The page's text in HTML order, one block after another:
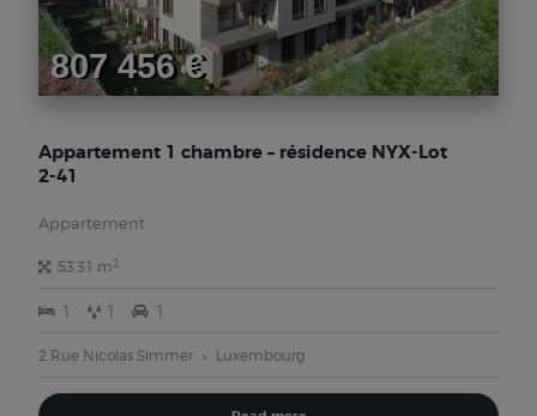
807 456 €
Appartement 1 chambre – résidence NYX-Lot
2-41
Appartement
53,31 m2
1 1 1
2 Rue Nicolas Simmer Luxembourg